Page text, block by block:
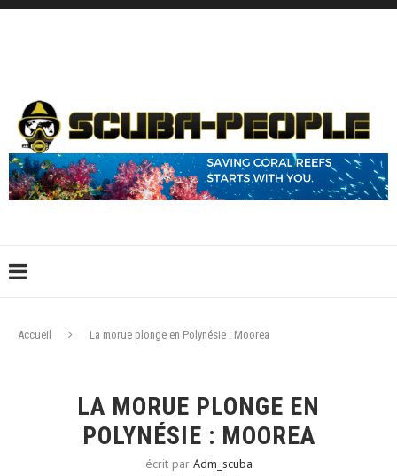
Accueil La morue plonge en Polynésie : Moorea
LA MORUE PLONGE EN
POLYNÉSIE : MOOREA
écrit par Adm_scuba